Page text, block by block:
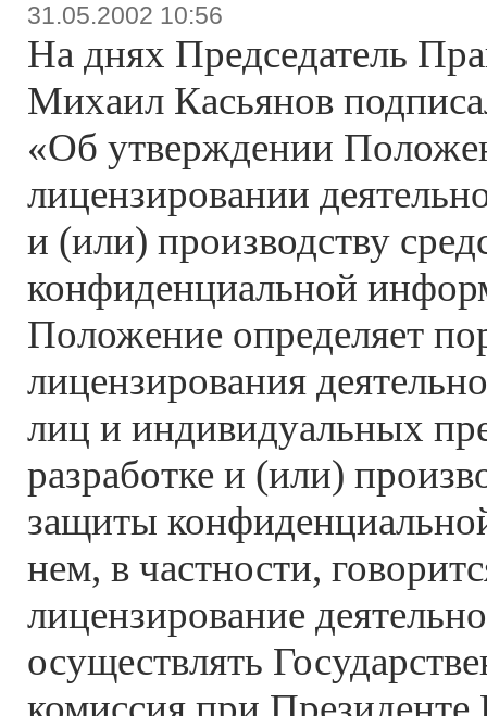
31.05.2002 10:56
На днях Председатель
Михаил Касьянов
«Об утверждении
лицензировании
и (или) производству
конфиденциальной
Положение определяет
лицензирования
лиц и индивидуальных
разработке и (или)
защиты
нем, в частности,
лицензирование
осуществлять